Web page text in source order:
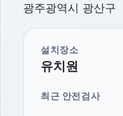
광주광역시 광산구
설치장소
유치원
최근 안전검사